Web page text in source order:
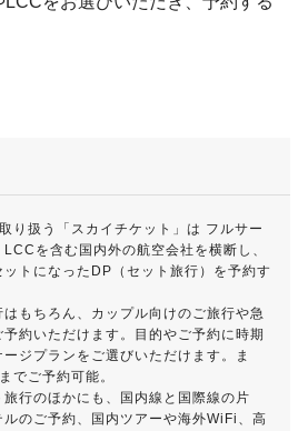
り扱う「スカイチケット」は フルサー
を含む国内外の航空会社を横断し、
トになったDP（セット旅行）を予約す
もちろん、カップル向けのご旅行や急
約いただけます。目的やご予約に時期
ジプランをご選びいただけます。ま
でご予約可能。
行のほかにも、国内線と国際線の片
のご予約、国内ツアーや海外WiFi、高